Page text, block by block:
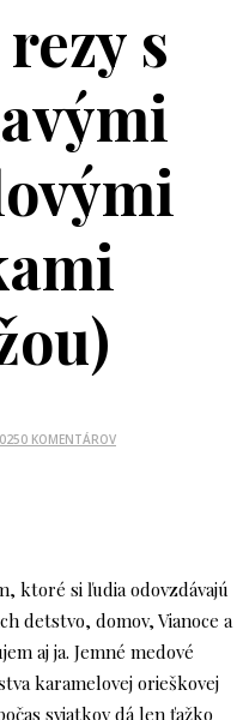
s
0 KOMENTÁROV
ktoré si ľudia odovzdávajú
detstvo, domov, Vianoce a
aj ja. Jemné medové
karamelovej orieškovej
sviatkov dá len ťažko